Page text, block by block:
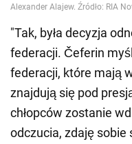
"Tak, była decyzja
federacji. Čeferin
federacji, które mają
znajdują się pod
chłopców zostanie
odczucia, zdaję sobie